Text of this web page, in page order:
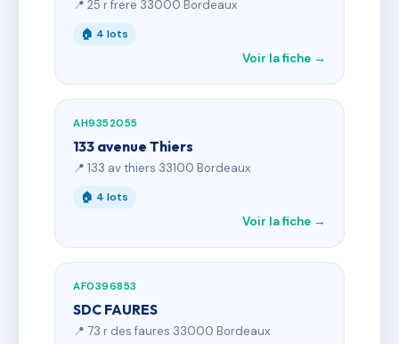
📍 25 r frere 33000 Bordeaux
🏠 4 lots
Voir la fiche →
AH9352055
133 avenue Thiers
📍 133 av thiers 33100 Bordeaux
🏠 4 lots
Voir la fiche →
AF0396853
SDC FAURES
📍 73 r des faures 33000 Bordeaux